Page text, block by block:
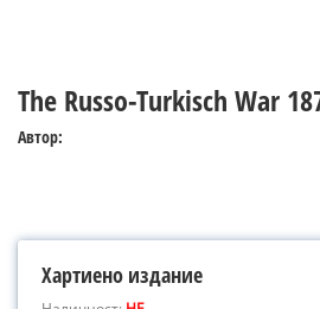
The Russo-Turkisch War
Автор:
Хартиено издание